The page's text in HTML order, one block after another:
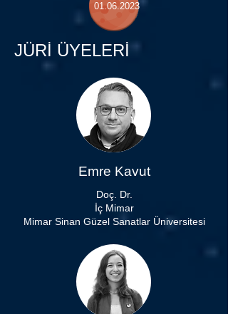
01.06.2023
JÜRİ ÜYELERİ
Emre Kavut
Doç. Dr.
İç Mimar
Mimar Sinan Güzel Sanatlar Üniversitesi